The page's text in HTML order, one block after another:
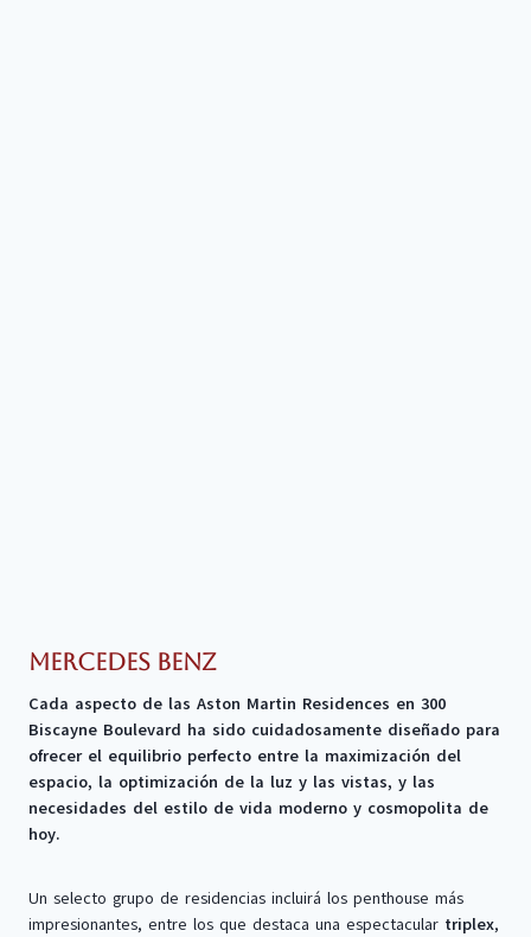
MERCEDES BENZ
Cada aspecto de las Aston Martin Residences en 300
Biscayne Boulevard ha sido cuidadosamente diseñado para
ofrecer el equilibrio perfecto entre la maximización del
espacio, la optimización de la luz y las vistas, y las
necesidades del estilo de vida moderno y cosmopolita de
hoy.
Un selecto grupo de residencias incluirá los penthouse más
impresionantes, entre los que destaca una espectacular triplex,